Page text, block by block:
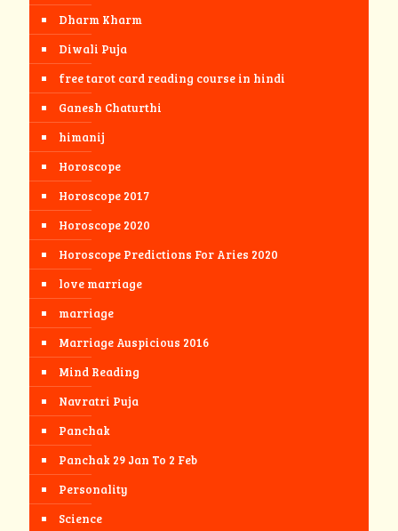
Dharm Kharm
Diwali Puja
free tarot card reading course in hindi
Ganesh Chaturthi
himanij
Horoscope
Horoscope 2017
Horoscope 2020
Horoscope Predictions For Aries 2020
love marriage
marriage
Marriage Auspicious 2016
Mind Reading
Navratri Puja
Panchak
Panchak 29 Jan To 2 Feb
Personality
Science